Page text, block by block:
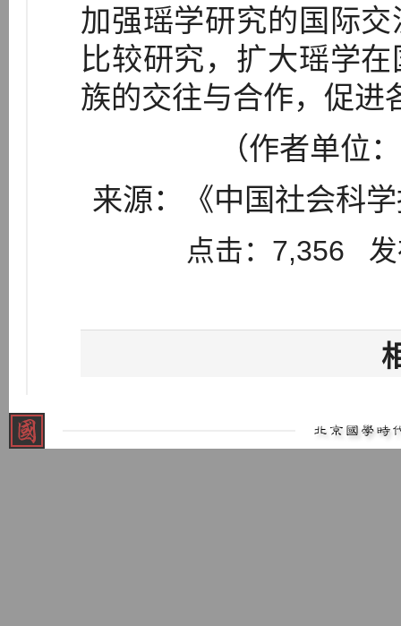
加强瑶学研究的国际
比较研究，扩大瑶学
族的交往与合作，促进
（作者单位
来源：《中国社会科
点击：7,356